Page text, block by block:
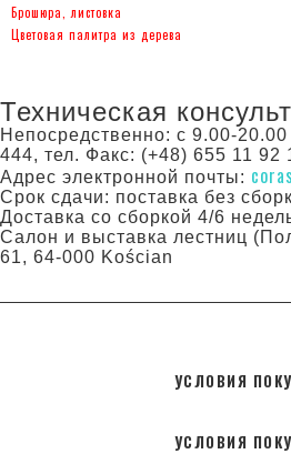
Брошюра, листовка
Цветовая палитра из дерева
Техническая
Непосредственно: с 9.00-
444, тел. Факс: (+48) 655 11 92
Адрес электронной почты:
Срок сдачи: поставка без
Доставка со сборкой 4/6
Салон и выставка лестниц
61, 64-000 Kościan
УСЛОВИЯ
УСЛОВИЯ